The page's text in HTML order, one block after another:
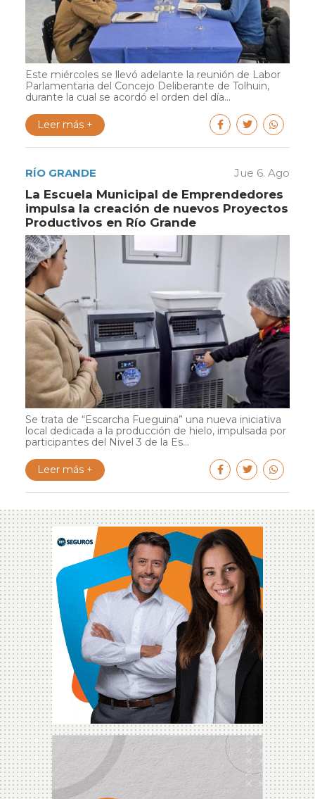
Este miércoles se llevó adelante la reunión de Labor
Parlamentaria del Concejo Deliberante de Tolhuin,
durante la cual se acordó el orden del día...
Leer más +
RÍO GRANDE Jue 6. Ago
La Escuela Municipal de Emprendedores
impulsa la creación de nuevos Proyectos
Productivos en Río Grande
Se trata de “Escarcha Fueguina” una nueva iniciativa
local dedicada a la producción de hielo, impulsada por
participantes del Nivel 3 de la Es...
Leer más +